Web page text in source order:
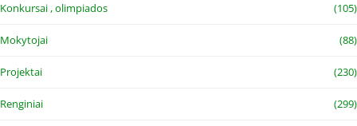
Konkursai , olimpiados (105)
Mokytojai (88)
Projektai (230)
Renginiai (299)